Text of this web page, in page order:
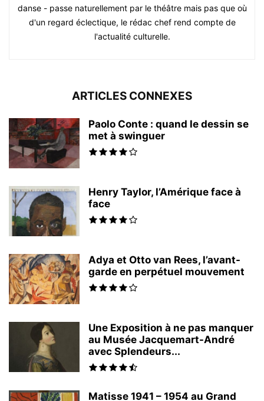
danse - passe naturellement par le théâtre mais pas que où
d'un regard éclectique, le rédac chef rend compte de
l'actualité culturelle.
ARTICLES CONNEXES
Paolo Conte : quand le dessin se
met à swinguer
Henry Taylor, l’Amérique face à
face
Adya et Otto van Rees, l’avant-
garde en perpétuel mouvement
Une Exposition à ne pas manquer
au Musée Jacquemart-André
avec Splendeurs...
Matisse 1941 – 1954 au Grand